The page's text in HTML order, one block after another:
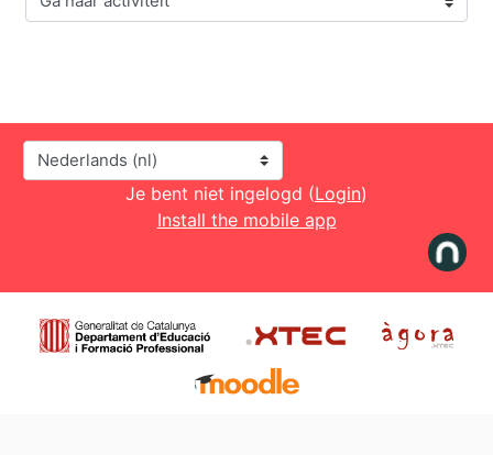
Ga naar activiteit
Taal
Je bent niet ingelogd (Login)
Install the mobile app